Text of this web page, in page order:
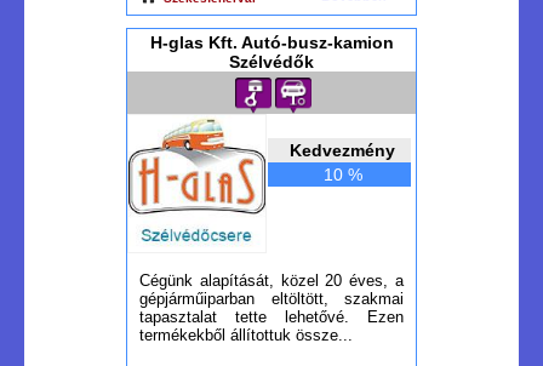
H-glas Kft. Autó-busz-kamion
Szélvédők
Kedvezmény
10 %
Cégünk alapítását, közel 20 éves, a
gépjárműiparban eltöltött, szakmai
tapasztalat tette lehetővé. Ezen
termékekből állítottuk össze...